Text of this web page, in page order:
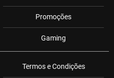
Promoções
Gaming
Termos e Condições